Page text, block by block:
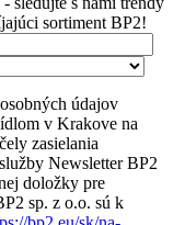
sortiment BP2!
údajov
v Krakove na
zasielania
Newsletter BP2
doložky pre
sp. z o.o. sú k